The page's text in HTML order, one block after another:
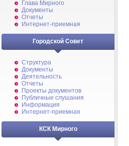
Глава Мирного
Документы
Отчеты
Интернет-приемная
Городской Совет
Структура
Документы
Деятельность
Отчеты
Проекты документов
Публичные слушания
Информация
Интернет-приемная
КСК Мирного